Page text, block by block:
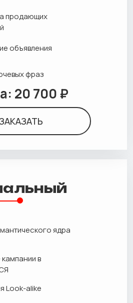
продающих
объявления
фраз
Look-alike
в
ядра
20 700 ₽